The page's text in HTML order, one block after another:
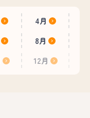
4月
8月
12月